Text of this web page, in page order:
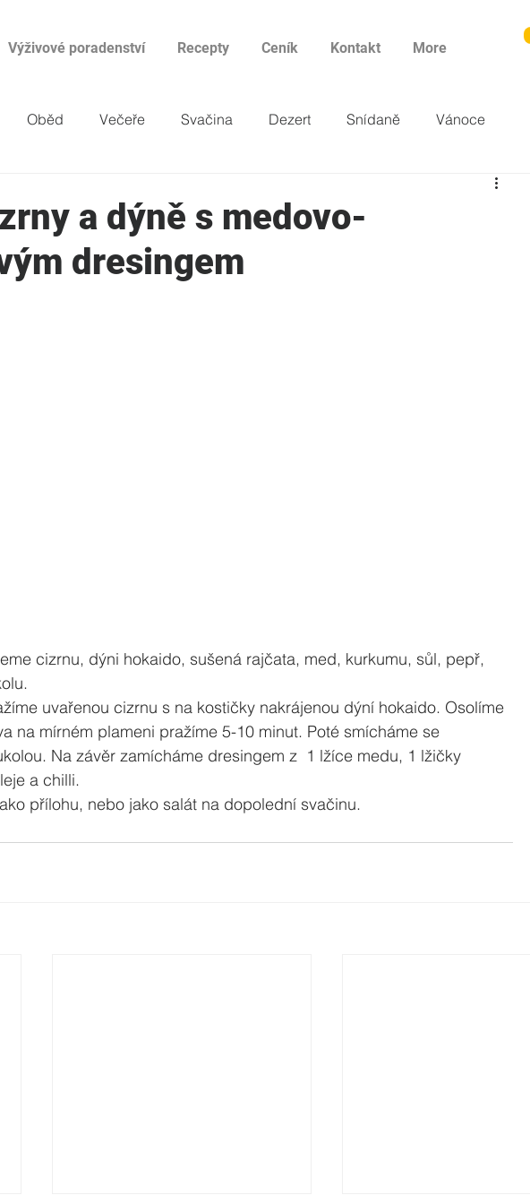
Výživové poradenství Recepty Ceník Kontakt More
Oběd Večeře Svačina Dezert Snídaně Vánoce
a dýně s medovo-
dresingem
cizrnu, dýni hokaido, sušená rajčata, med, kurkumu, sůl, pepř,
uvařenou cizrnu s na kostičky nakrájenou dýní hokaido. Osolíme
na mírném plameni pražíme 5-10 minut. Poté smícháme se
Na závěr zamícháme dresingem z  1 lžíce medu, 1 lžičky
a chilli.
přílohu, nebo jako salát na dopolední svačinu.